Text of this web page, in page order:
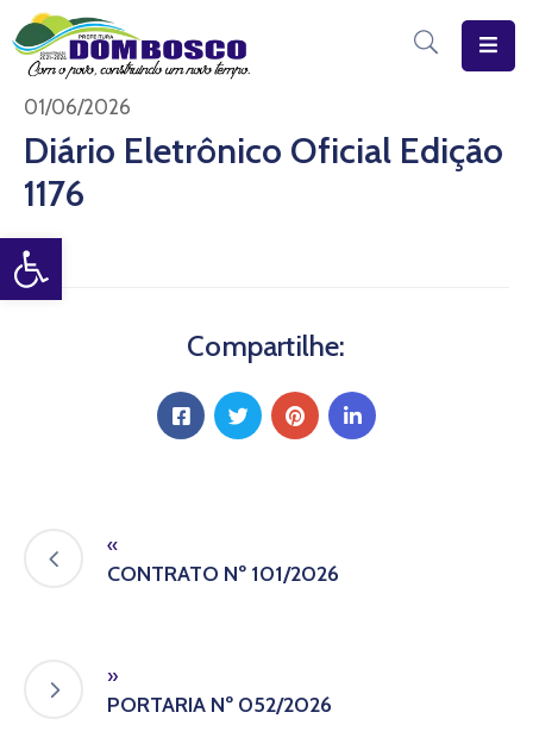
Open toolbar
Início
O
Município
Estrutura
Diário
01/06/2026
Diário Eletrônico Oficial Edição
1176
Compartilhe:
«
CONTRATO Nº 101/2026
»
PORTARIA Nº 052/2026